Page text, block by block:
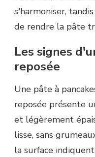
s'harmoniser,
de rendre la pâte
Les signes
reposée
Une pâte à
reposée présente
et légèrement
lisse, sans
la surface